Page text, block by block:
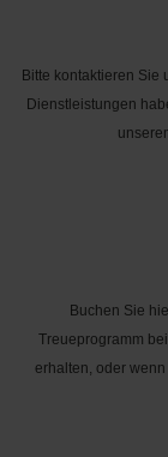
Bitte kontaktieren Sie
Dienstleistungen
Buchen Sie
Treueprogramm
erhalten, oder